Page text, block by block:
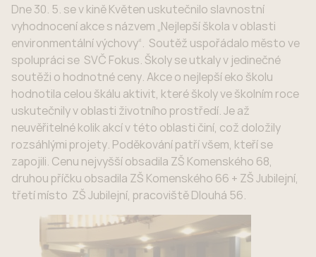
Dne 30. 5. se v kině Květen uskutečnilo slavnostní
vyhodnocení akce s názvem „Nejlepší škola v oblasti
environmentální výchovy“. Soutěž uspořádalo město ve
spolupráci se SVČ Fokus. Školy se utkaly v jedinečné
soutěži o hodnotné ceny. Akce o nejlepší eko školu
hodnotila celou škálu aktivit, které školy ve školním roce
uskutečnily v oblasti životního prostředí. Je až
neuvěřitelné kolik akcí v této oblasti činí, což doložily
rozsáhlými projety. Poděkování patří všem, kteří se
zapojili. Cenu nejvyšší obsadila ZŠ Komenského 68,
druhou příčku obsadila ZŠ Komenského 66 + ZŠ Jubilejní,
třetí místo ZŠ Jubilejní, pracoviště Dlouhá 56.